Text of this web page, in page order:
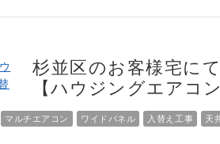
杉並区のお客様宅に
【ハウジングエアコン
マルチエアコン ワイドパネル 入替え工事 天